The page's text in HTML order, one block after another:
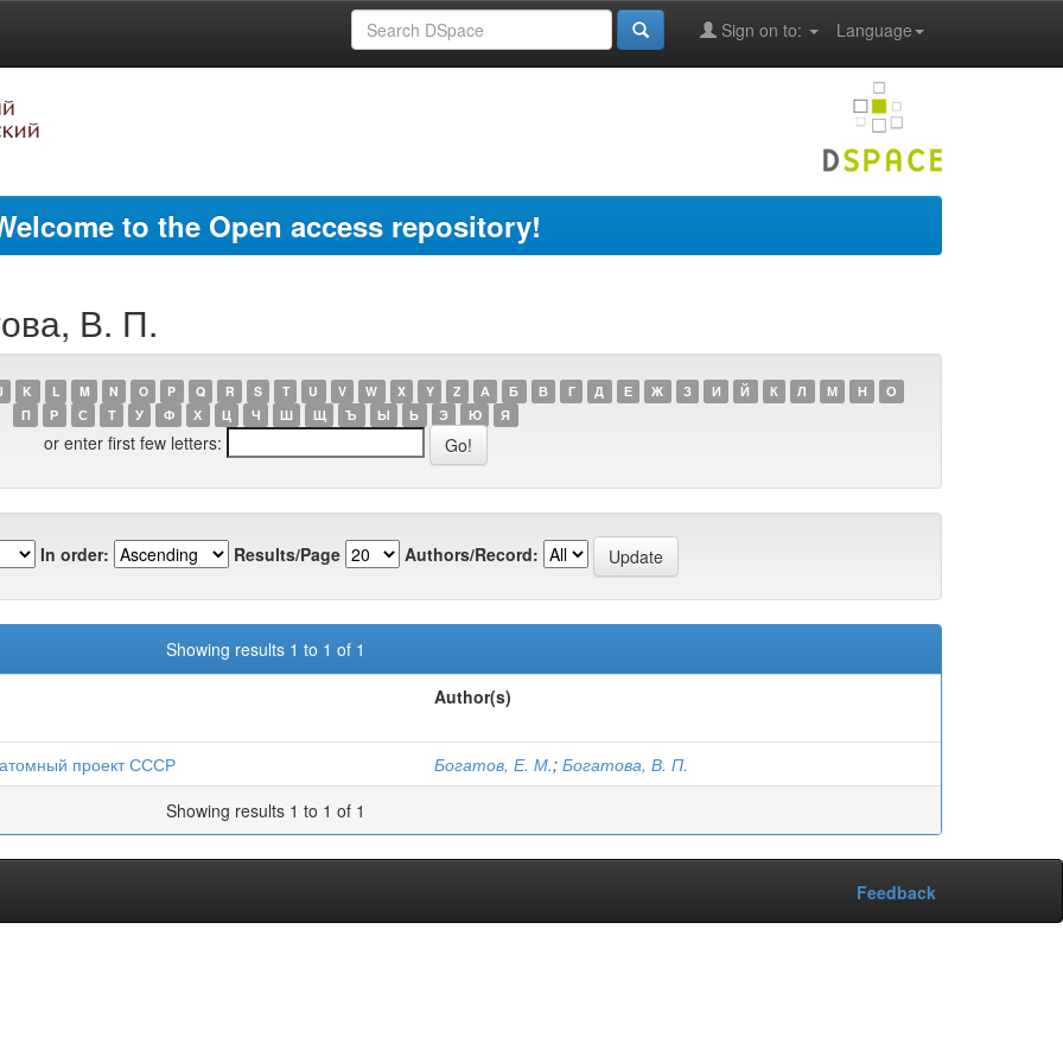
Language
Sign on to:
to the Open access repository!
В. П.
K L M N O P Q R S T U V W X Y Z А Б В Г Д Е Ж З И Й К Л М Н
О
П
Р С Т У Ф Х Ц Ч Ш Щ Ъ Ы Ь Э Ю Я
or enter first few letters:
In order: Results/Page Authors/Record:
Showing results 1 to 1 of 1
Author(s)
проект СССР Богатов, Е. М.; Богатова, В. П.
Showing results 1 to 1 of 1
Feedback